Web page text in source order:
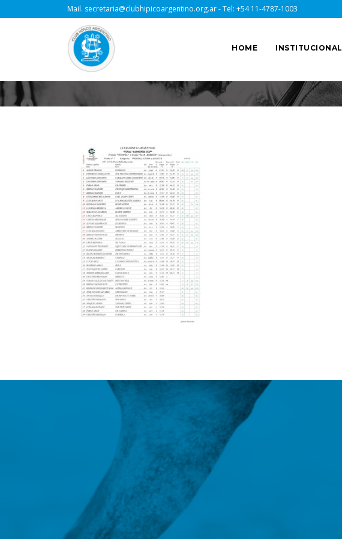
Mail. secretaria@clubhipicoargentino.org.ar- Tel: +54 11-4787-1003
HOME INSTITUCIONAL